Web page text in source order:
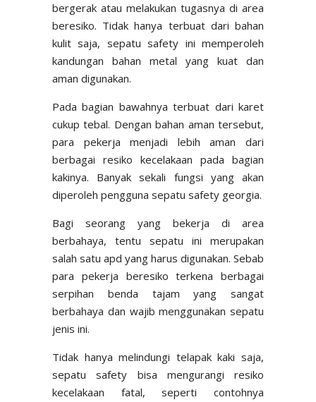
bergerak atau melakukan tugasnya di area
beresiko. Tidak hanya terbuat dari bahan
kulit saja, sepatu safety ini memperoleh
kandungan bahan metal yang kuat dan
aman digunakan.
Pada bagian bawahnya terbuat dari karet
cukup tebal. Dengan bahan aman tersebut,
para pekerja menjadi lebih aman dari
berbagai resiko kecelakaan pada bagian
kakinya. Banyak sekali fungsi yang akan
diperoleh pengguna sepatu safety georgia.
Bagi seorang yang bekerja di area
berbahaya, tentu sepatu ini merupakan
salah satu apd yang harus digunakan. Sebab
para pekerja beresiko terkena berbagai
serpihan benda tajam yang sangat
berbahaya dan wajib menggunakan sepatu
jenis ini.
Tidak hanya melindungi telapak kaki saja,
sepatu safety bisa mengurangi resiko
kecelakaan fatal, seperti contohnya